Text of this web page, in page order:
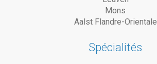
Mons
Aalst Flandre-Orientale
Spécialités